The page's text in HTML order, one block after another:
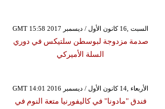
GMT 15:58 2017 السبت ,16 كانون الأول / ديسمبر
صدمة مزدوجة لبوسطن سلتيكس في دوري
السلة الأميركي
GMT 14:01 2016 الأربعاء ,14 كانون الأول / ديسمبر
فندق "مادونا" في كاليفورنيا متعة النوم في